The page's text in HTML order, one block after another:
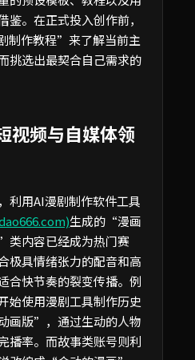
鉴。在正式投入创作前，
制作教程”来了解当前主
挑选出最契合自己需求的
视频与自媒体领
利用AI漫剧制作软件工具
生成的“漫画
内容已经成为热门赛
极具情绪张力的配音和高
合快节奏的裂变传播。例
始使用漫剧工具制作历史
画版”，通过生动的人物
播率。而故事类账号则利